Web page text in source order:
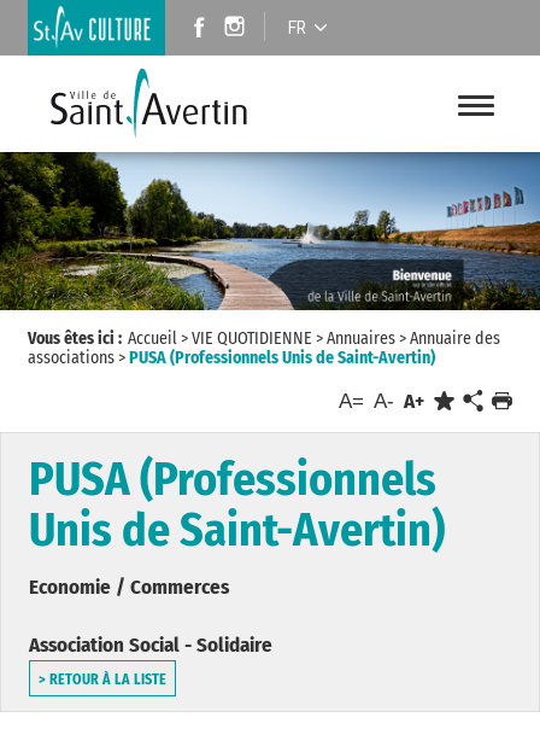
FR
Vous êtes ici : Accueil>VIE QUOTIDIENNE >Annuaires>Annuaire des
associations>PUSA (Professionnels Unis de Saint-Avertin)
A= A- A+
PUSA (Professionnels
Unis de Saint-Avertin)
Economie / Commerces
Association Social - Solidaire
> RETOUR À LA LISTE